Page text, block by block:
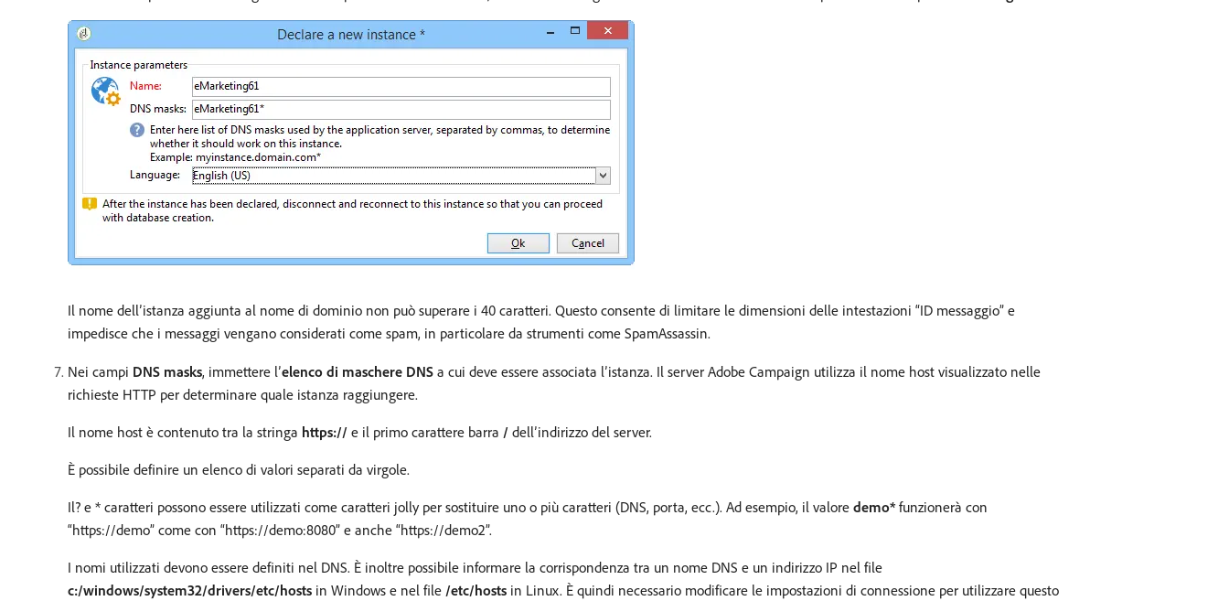
Il nome dell’istanza aggiunta al nome di dominio non può superare i 40 caratteri. Questo consente di limitare le dimensioni delle intestazioni “ID messaggio” e
impedisce che i messaggi vengano considerati come spam, in particolare da strumenti come SpamAssassin.
Nei campi DNS masks, immettere l’elenco di maschere DNS a cui deve essere associata l’istanza. Il server Adobe Campaign utilizza il nome host visualizzato nelle
richieste HTTP per determinare quale istanza raggiungere.
Il nome host è contenuto tra la stringa https:// e il primo carattere barra / dell’indirizzo del server.
È possibile definire un elenco di valori separati da virgole.
Il? e * caratteri possono essere utilizzati come caratteri jolly per sostituire uno o più caratteri (DNS, porta, ecc.). Ad esempio, il valore demo* funzionerà con
“https://demo” come con “https://demo:8080” e anche “https://demo2”.
I nomi utilizzati devono essere definiti nel DNS. È inoltre possibile informare la corrispondenza tra un nome DNS e un indirizzo IP nel file
c:/windows/system32/drivers/etc/hosts in Windows e nel file /etc/hosts in Linux. È quindi necessario modificare le impostazioni di connessione per utilizzare questo